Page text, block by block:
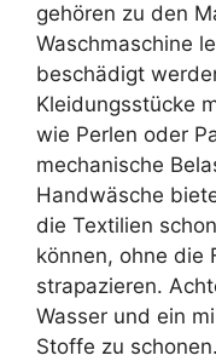
gehören zu den
Waschmaschine
beschädigt
Kleidungsstücke
wie Perlen oder
mechanische
Handwäsche
die Textilien
können, ohne die
strapazieren.
Wasser und ein
Stoffe zu schonen.